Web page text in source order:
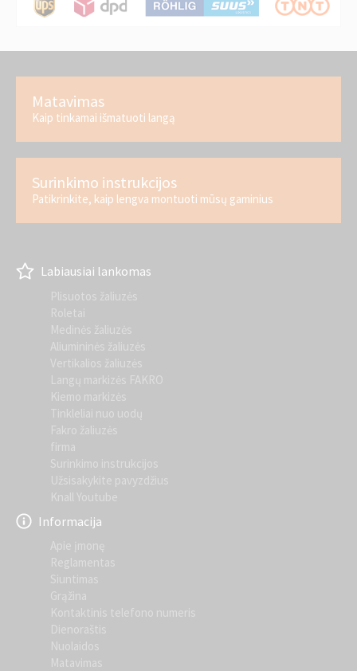
Matavimas
Kaip tinkamai išmatuoti langą
Surinkimo instrukcijos
Patikrinkite, kaip lengva montuoti mūsų gaminius
Labiausiai lankomas
Plisuotos žaliuzės
Roletai
Medinės žaliuzės
Aliumininės žaliuzės
Vertikalios žaliuzės
Langų markizės FAKRO
Kiemo markizės
Tinkleliai nuo uodų
Fakro žaliuzės
firma
Surinkimo instrukcijos
Užsisakykite pavyzdžius
Knall Youtube
Informacija
Apie įmonę
Reglamentas
Siuntimas
Grąžina
Kontaktinis telefono numeris
Dienoraštis
Nuolaidos
Matavimas